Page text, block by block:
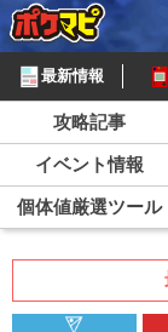
最新情報
攻略記事
イベント情報
個体値厳選ツール